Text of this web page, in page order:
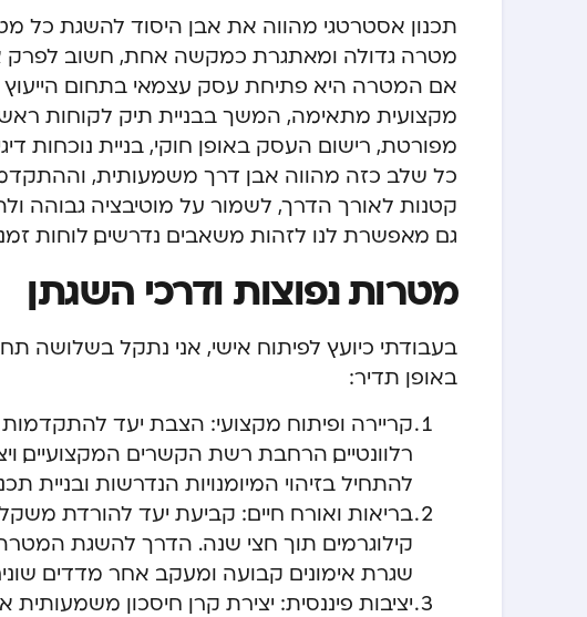
תכנון אסטרטגי מהווה את אבן היסוד להשגת כל
מטרה גדולה ומאתגרת כמקשה אחת, חשוב לפרק
אם המטרה היא פתיחת עסק עצמאי בתחום
מקצועית מתאימה, המשך בבניית תיק לקוחות
מפורטת, רישום העסק באופן חוקי, בניית נוכחות
כל שלב כזה מהווה אבן דרך משמעותית,
קטנות לאורך הדרך, לשמור על מוטיבציה גבוהה
גם מאפשרת לנו לזהות משאבים נדרשים, לוחות
מטרות נפוצות ודרכי השגתן
בעבודתי כיועץ לפיתוח אישי, אני נתקל בשלושה
באופן תדיר:
קריירה ופיתוח מקצועי: הצבת יעד
רלוונטיים, הרחבת רשת הקשרים המקצועיים,
להתחיל בזיהוי המיומנויות הנדרשות
קילוגרמים תוך חצי שנה. הדרך להשגת המטרה
שגרת אימונים קבועה ומעקב אחר מדדים